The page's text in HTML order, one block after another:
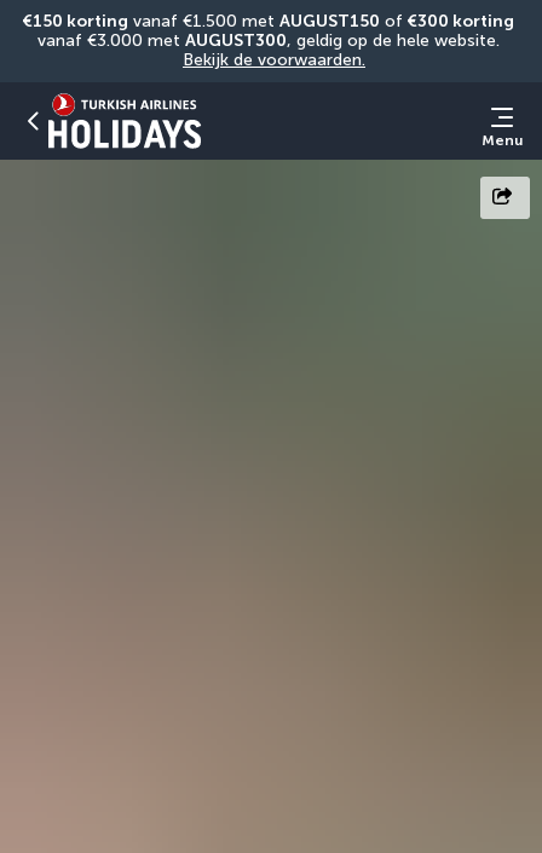
€150 korting vanaf €1.500 met AUGUST150 of €300 korting
vanaf €3.000 met AUGUST300
Bekijk de voorwaarden.
Menu